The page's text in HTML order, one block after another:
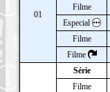
01
Filme
Especial
Filme
Filme
Série
Filme